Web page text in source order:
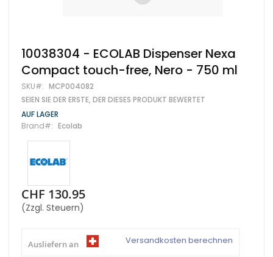
Zum
Anfang
der
Bildgalerie
springen
10038304 - ECOLAB Dispenser Nexa
Compact touch-free, Nero - 750 ml
SKU MCP004082
SEIEN SIE DER ERSTE, DER DIESES PRODUKT BEWERTET
AUF LAGER
Brand
Ecolab
CHF 130.95
(Zzgl. Steuern)
Ausliefern an Versandkosten berechnen